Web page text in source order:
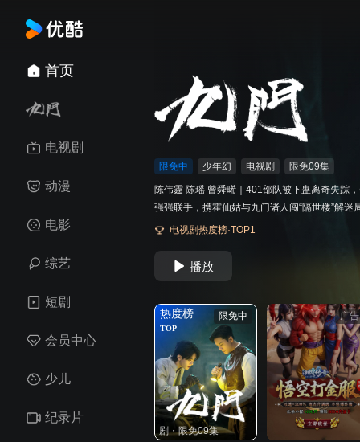
首页
电视剧
动漫
电影
综艺
短剧
会员中心
少儿
纪录片
悟空打金服
广告
限免中
热度榜
TOP
剧・限免09集
广告